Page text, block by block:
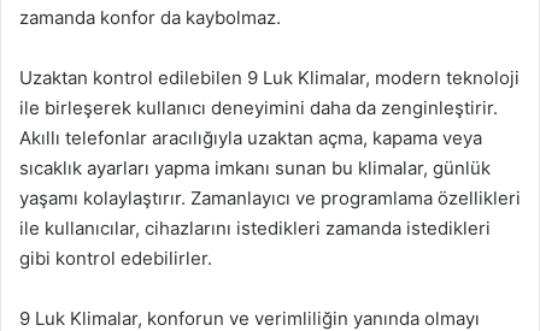
zamanda konfor da kaybolmaz.
Uzaktan kontrol edilebilen 9 Luk Klimalar, modern teknoloji
ile birleşerek kullanıcı deneyimini daha da zenginleştirir.
Akıllı telefonlar aracılığıyla uzaktan açma, kapama veya
sıcaklık ayarları yapma imkanı sunan bu klimalar, günlük
yaşamı kolaylaştırır. Zamanlayıcı ve programlama özellikleri
ile kullanıcılar, cihazlarını istedikleri zamanda istedikleri
gibi kontrol edebilirler.
9 Luk Klimalar, konforun ve verimliliğin yanında olmayı